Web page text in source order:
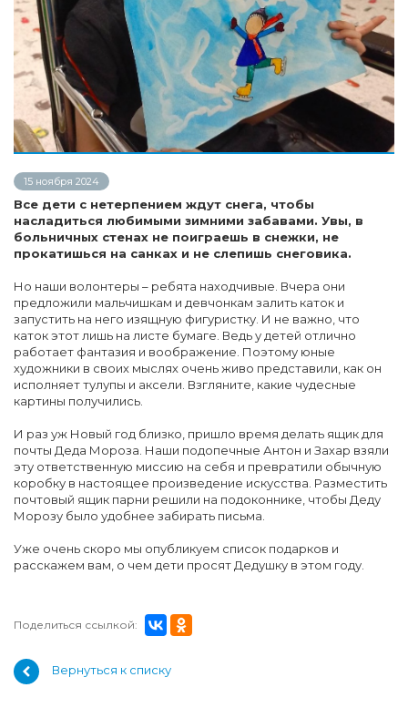
15 ноября 2024
Все дети с нетерпением ждут снега, чтобы
насладиться любимыми зимними забавами. Увы, в
больничных стенах не поиграешь в снежки, не
прокатишься на санках и не слепишь снеговика.
Но наши волонтеры – ребята находчивые. Вчера они
предложили мальчишкам и девчонкам залить каток и
запустить на него изящную фигуристку. И не важно, что
каток этот лишь на листе бумаге. Ведь у детей отлично
работает фантазия и воображение. Поэтому юные
художники в своих мыслях очень живо представили, как он
исполняет тулупы и аксели. Взгляните, какие чудесные
картины получились.
И раз уж Новый год близко, пришло время делать ящик для
почты Деда Мороза. Наши подопечные Антон и Захар взяли
эту ответственную миссию на себя и превратили обычную
коробку в настоящее произведение искусства. Разместить
почтовый ящик парни решили на подоконнике, чтобы Деду
Морозу было удобнее забирать письма.
Уже очень скоро мы опубликуем список подарков и
расскажем вам, о чем дети просят Дедушку в этом году.
Поделиться ссылкой:
Вернуться к списку